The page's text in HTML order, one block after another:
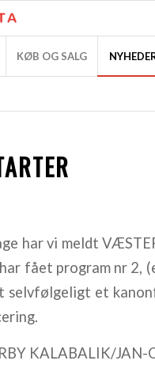
KØB OG SALG
har vi meldt
fået program nr 2,
et
KALABALIK/JAN-